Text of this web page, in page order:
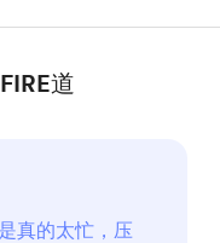
道
真的太忙，压